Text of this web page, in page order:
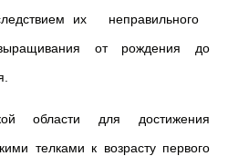
их неправильного
от рождения до
области для достижения
телками к возрасту первого